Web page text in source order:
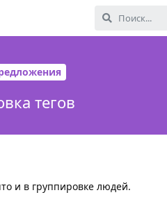
тегов
и в группировке людей.